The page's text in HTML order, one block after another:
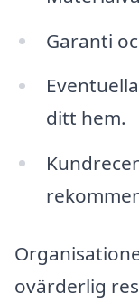
Garanti
ditt hem.
ovärderlig